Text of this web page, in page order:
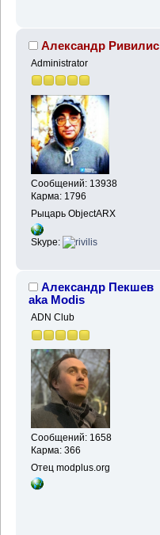
Александр Ривилис
Administrator
Сообщений: 13938
Карма: 1796
Рыцарь ObjectARX
Skype:
Александр Пекшев
aka Modis
ADN Club
Сообщений: 1658
Карма: 366
Отец modplus.org